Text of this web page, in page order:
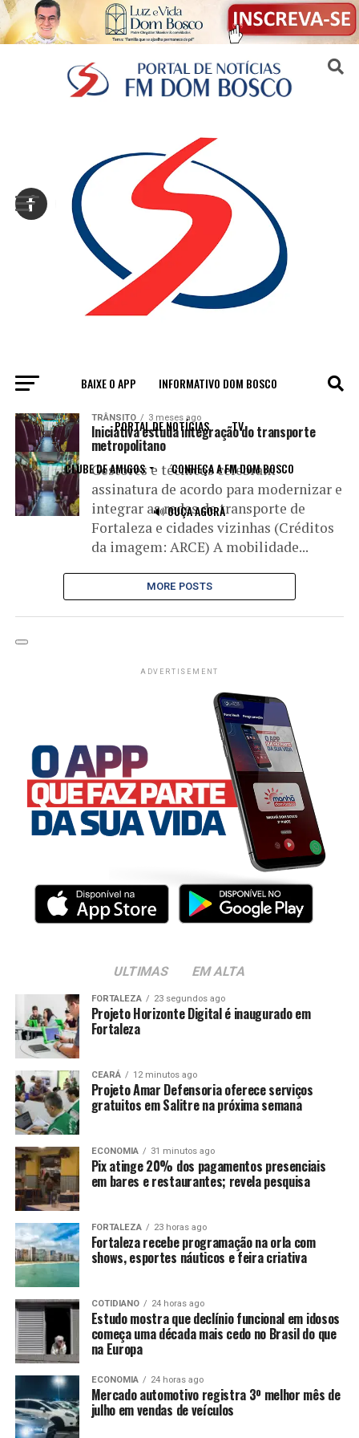
BAIXE O APP INFORMATIVO DOM BOSCO
PORTAL DE NOTÍCIAS TV
CLUBE DE AMIGOS CONHEÇA A FM DOM BOSCO
🔊 OUÇA AGORA
All posts tagged "estudos"
TRÂNSITO 3 meses ago
Iniciativa estuda integração do transporte
metropolitano
Gestores e técnicos celebram
assinatura de acordo para modernizar e
integrar as redes de transporte de
Fortaleza e cidades vizinhas (Créditos
da imagem: ARCE) A mobilidade...
MORE POSTS
ADVERTISEMENT
ULTIMAS EM ALTA
FORTALEZA 23 segundos ago
Projeto Horizonte Digital é inaugurado em
Fortaleza
CEARÁ 12 minutos ago
Projeto Amar Defensoria oferece serviços
gratuitos em Salitre na próxima semana
ECONOMIA 31 minutos ago
Pix atinge 20% dos pagamentos presenciais
em bares e restaurantes; revela pesquisa
FORTALEZA 23 horas ago
Fortaleza recebe programação na orla com
shows, esportes náuticos e feira criativa
COTIDIANO 24 horas ago
Estudo mostra que declínio funcional em idosos
começa uma década mais cedo no Brasil do que
na Europa
ECONOMIA 24 horas ago
Mercado automotivo registra 3º melhor mês de
julho em vendas de veículos
Sair da versão mobile